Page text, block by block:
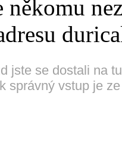
někomu
jste se dostali na
správný vstup je